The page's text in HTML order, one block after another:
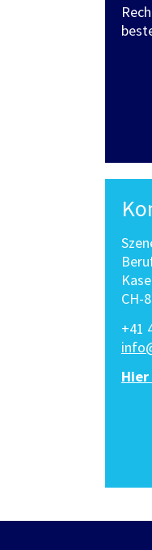
CH-
+41
Hier